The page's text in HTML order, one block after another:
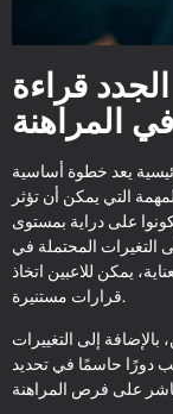
قراءة
المراهنة
يعد خطوة أساسية
التي يمكن أن تؤثر
على دراية بمستوى
التغيرات المحتملة في
يمكن للاعبين اتخاذ
قرارات مستنيرة.
بالإضافة إلى التغييرات
دورًا حاسمًا في تحديد